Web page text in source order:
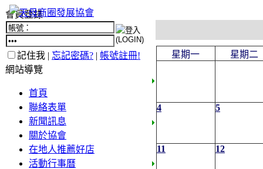
會員登錄
記住我 | 忘記密碼? | 帳號註冊!
網站導覽
首頁
聯絡表單
新聞訊息
關於協會
在地人推薦好店
活動行事曆
星期一 星期二
4 5
11 12